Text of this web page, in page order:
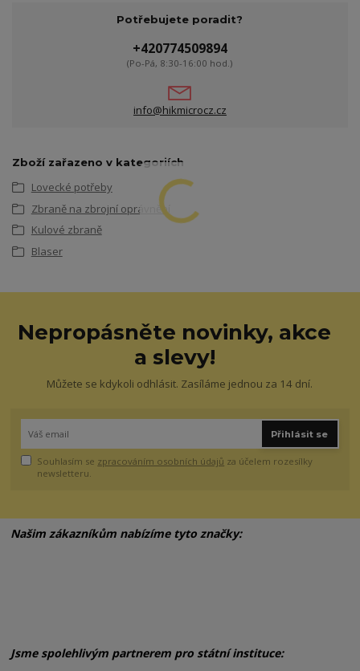
Potřebujete poradit?
+420774509894
(Po-Pá, 8:30-16:00 hod.)
info@hikmicrocz.cz
Zboží zařazeno v kategoriích
Lovecké potřeby
Zbraně na zbrojní oprávnění
Kulové zbraně
Blaser
Nepropásněte novinky, akce
a slevy!
Můžete se kdykoli odhlásit. Zasíláme jednou za 14 dní.
Přihlásit se
Souhlasím se zpracováním osobních údajů za účelem rozesílky
newsletteru.
Našim zákazníkům nabízíme tyto značky:
Jsme spolehlivým partnerem pro státní instituce: